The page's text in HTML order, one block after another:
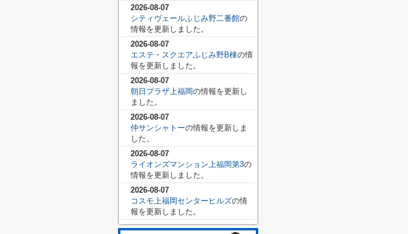
2026-08-07
シティヴェールふじみ野二番館の
情報を更新しました。
2026-08-07
エステ・スクエアふじみ野B棟の情
報を更新しました。
2026-08-07
朝日プラザ上福岡の情報を更新し
ました。
2026-08-07
仲サンシャトーの情報を更新しま
した。
2026-08-07
ライオンズマンション上福岡第3の
情報を更新しました。
2026-08-07
コスモ上福岡センターヒルズの情
報を更新しました。